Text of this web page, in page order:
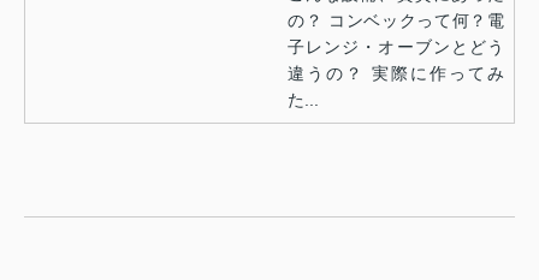
の？ コンベックって何？電
子レンジ・オーブンとどう
違うの？ 実際に作ってみ
た...